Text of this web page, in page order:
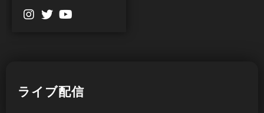
ライブ配信